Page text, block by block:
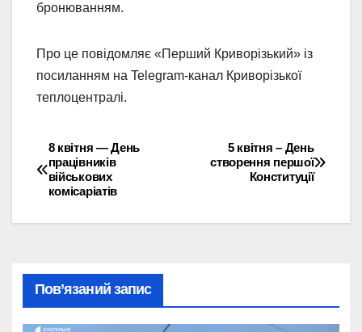
бронюванням.
Про це повідомляє «Перший Криворізький» із
посиланням на Telegram-канал Криворізької
теплоцентралі.
Навігація
записів
5 квітня – День
створення першої
Конституції
8 квітня — День
працівників
військових
комісаріатів
Пов’язаний запис